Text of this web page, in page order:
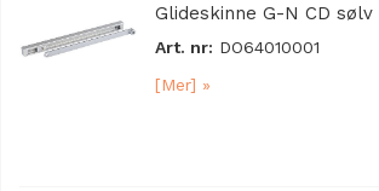
Glideskinne G-N CD sølv
Art. nr: DO64010001
[Mer] »